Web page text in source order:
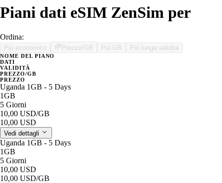
Piani dati eSIM ZenSim per
Ordina:
Più economico Prezzo/GB Più GB Più lunga validità
NOME DEL PIANO
DATI
VALIDITÀ
PREZZO/GB
PREZZO
Uganda 1GB - 5 Days
1GB
5 Giorni
10,00 USD/GB
10,00 USD
Vedi dettagli
Uganda 1GB - 5 Days
1GB
5 Giorni
10,00 USD
10,00 USD/GB